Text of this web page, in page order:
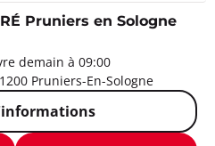
Pruniers en Sologne
demain à 09:00
Pruniers-En-Sologne